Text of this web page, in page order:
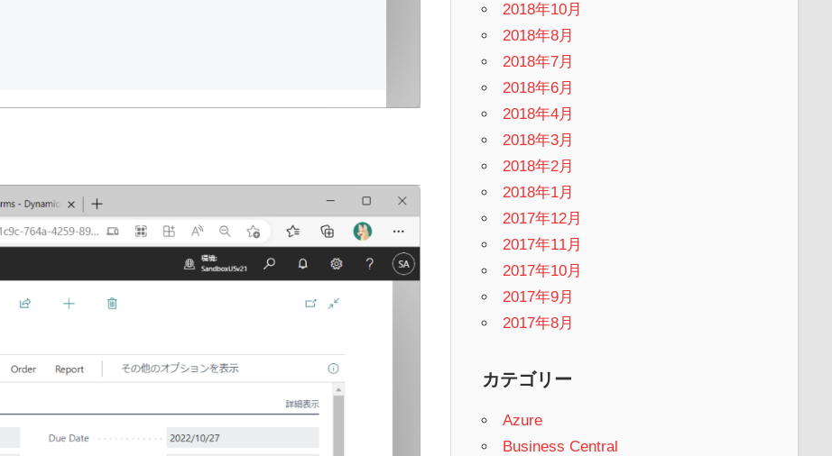
2018年10月
2018年8月
2018年7月
2018年6月
2018年4月
2018年3月
2018年2月
2018年1月
2017年12月
2017年11月
2017年10月
2017年9月
2017年8月
カテゴリー
Azure
Business Central